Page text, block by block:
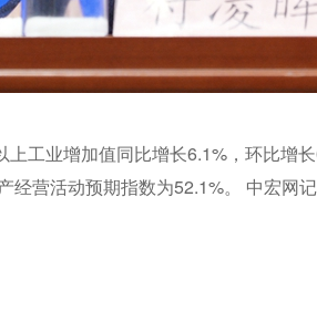
工业增加值同比增长6.1%，环比增
经营活动预期指数为52.1%。 中宏网